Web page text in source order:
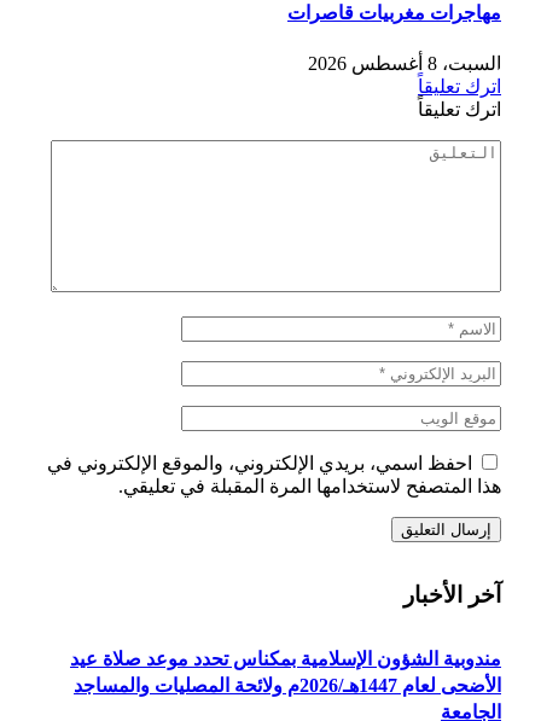
مهاجرات مغربيات قاصرات
السبت، 8 أغسطس 2026
اترك تعليقاً
اترك تعليقاً
احفظ اسمي، بريدي الإلكتروني، والموقع الإلكتروني في
هذا المتصفح لاستخدامها المرة المقبلة في تعليقي.
آخر الأخبار
مندوبية الشؤون الإسلامية بمكناس تحدد موعد صلاة عيد
الأضحى لعام 1447هـ/2026م ولائحة المصليات والمساجد
الجامعة